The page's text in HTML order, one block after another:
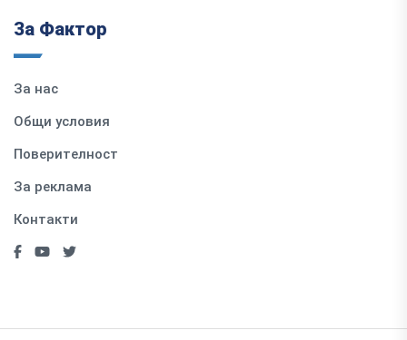
За Фактор
За нас
Общи условия
Поверителност
За реклама
Контакти